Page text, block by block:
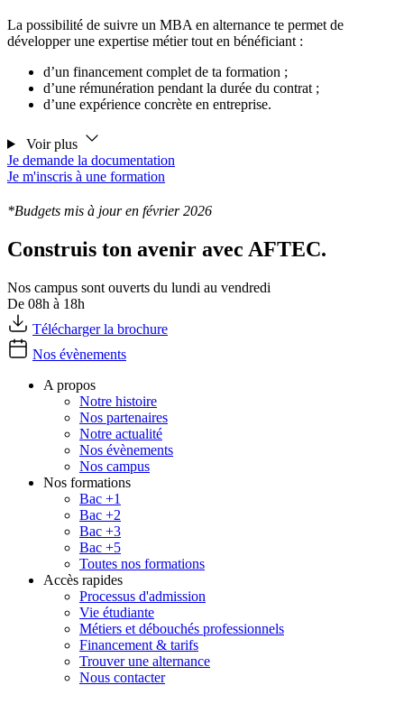
La possibilité de suivre un MBA en alternance te permet de
développer une expertise métier tout en bénéficiant :
d’un financement complet de ta formation ;
d’une rémunération pendant la durée du contrat ;
d’une expérience concrète en entreprise.
Voir plus
Je demande la documentation
Je m'inscris à une formation
*Budgets mis à jour en février 2026
Construis ton avenir avec AFTEC.
Nos campus sont ouverts du lundi au vendredi
De 08h à 18h
Télécharger la brochure
Nos évènements
A propos
Notre histoire
Nos partenaires
Notre actualité
Nos évènements
Nos campus
Nos formations
Bac +1
Bac +2
Bac +3
Bac +5
Toutes nos formations
Accès rapides
Processus d'admission
Vie étudiante
Métiers et débouchés professionnels
Financement & tarifs
Trouver une alternance
Nous contacter